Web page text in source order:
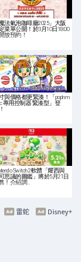
魔法氣泡咖啡廳2025」大阪
菜單公開！於3月10日18:00
放預約！
與價格都更緊湊！「pop'n m
專用控制器 緊湊型」登
Switch 2軟體「耀西與
思議的圖鑑」將於5月21日
！介紹調…
Disney+
雷蛇